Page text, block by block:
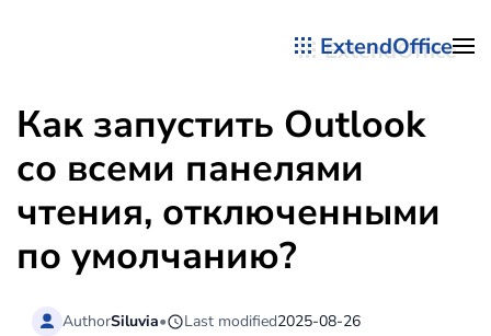
ExtendOffice
Как запустить Outlook
со всеми панелями
чтения, отключенными
по умолчанию?
AuthorSiluvia• Last modified2025-08-26